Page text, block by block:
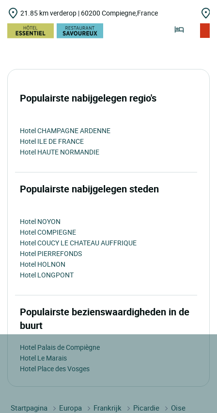
21.85 km verderop | 60200 Compiegne,France
Populairste nabijgelegen regio's
Hotel CHAMPAGNE ARDENNE
Hotel ILE DE FRANCE
Hotel HAUTE NORMANDIE
Populairste nabijgelegen steden
Hotel NOYON
Hotel COMPIEGNE
Hotel COUCY LE CHATEAU AUFFRIQUE
Hotel PIERREFONDS
Hotel HOLNON
Hotel LONGPONT
Populairste bezienswaardigheden in de
buurt
Hotel Palais de Compiègne
Hotel Le Marais
Hotel Place des Vosges
Startpagina Europa Frankrijk Picardie
Oise